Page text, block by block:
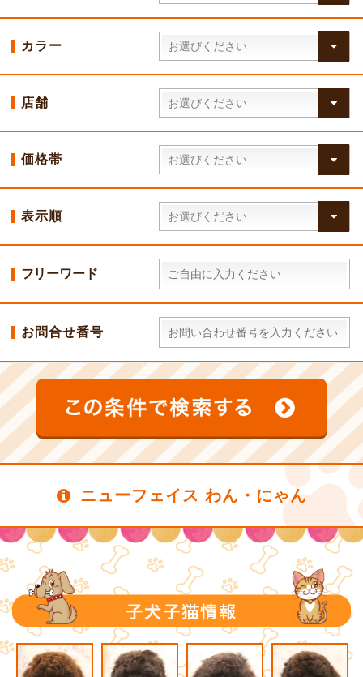
カラー
店舗
価格帯
表示順
フリーワード
お問合せ番号
ニューフェイス わん・にゃん